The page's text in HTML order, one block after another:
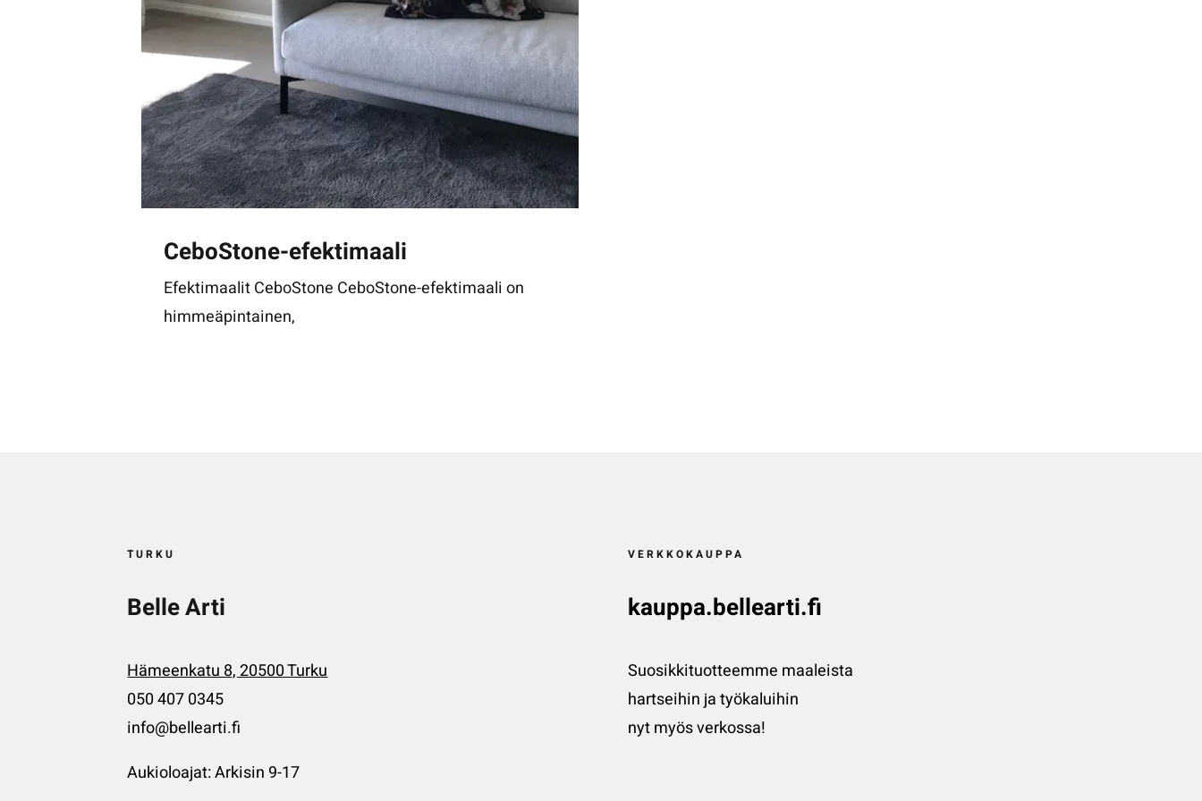
CeboStone-efektimaali
Efektimaalit CeboStone CeboStone-efektimaali on
himmeäpintainen,
TURKU
Belle Arti
Hämeenkatu 8, 20500 Turku
050 407 0345
info@bellearti.fi
Aukioloajat: Arkisin 9-17
VERKKOKAUPPA
kauppa.bellearti.fi
Suosikkituotteemme maaleista
hartseihin ja työkaluihin
nyt myös verkossa!